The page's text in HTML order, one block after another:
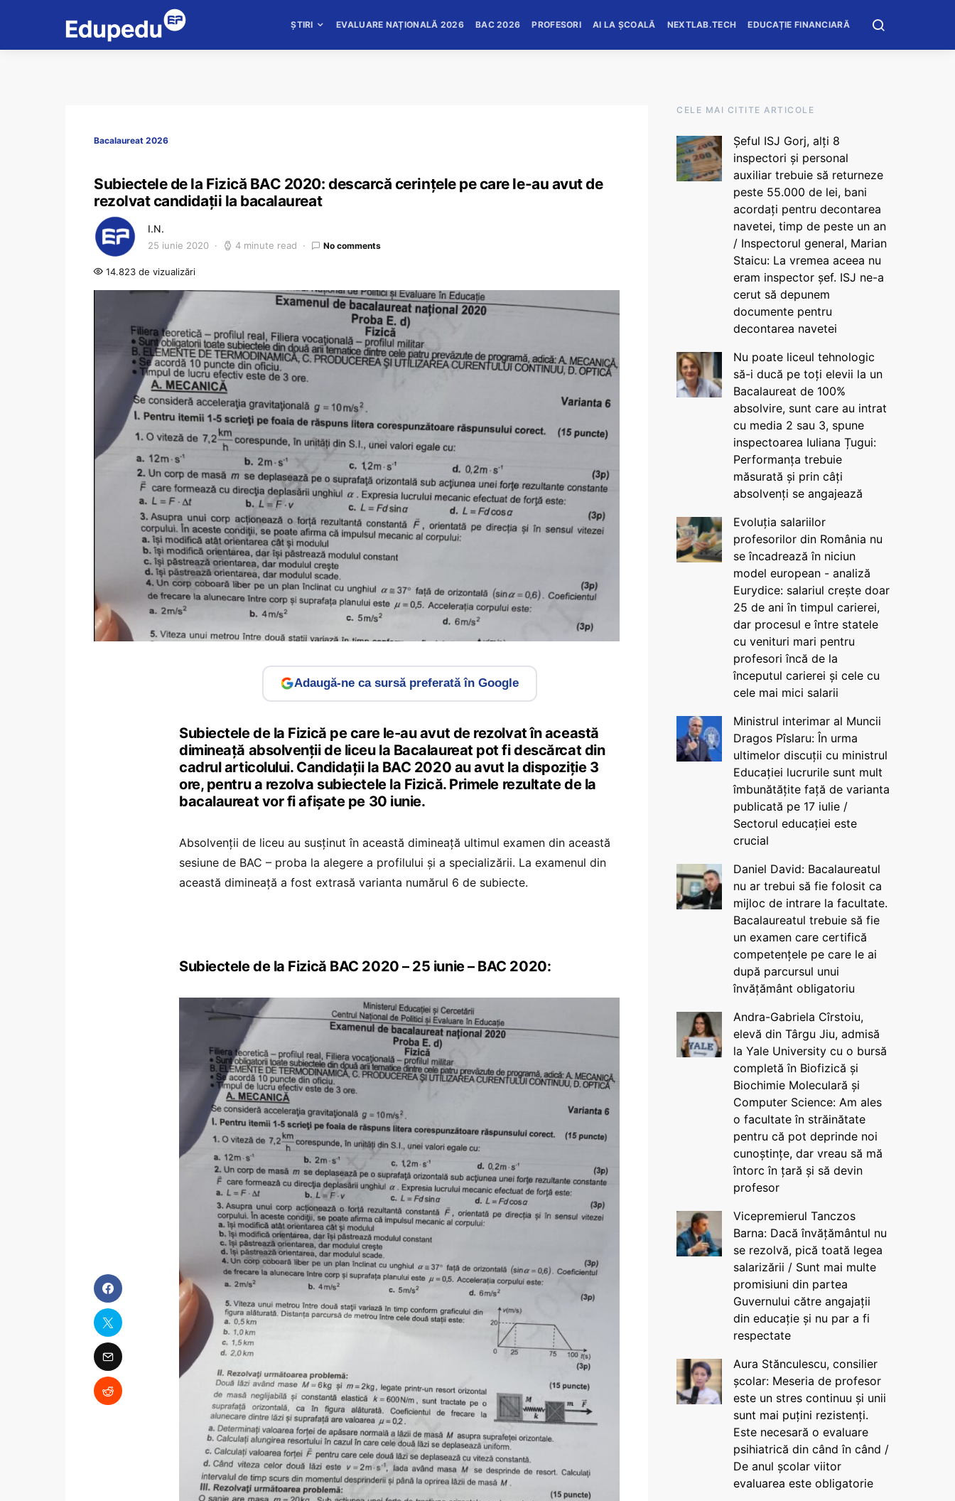
ȘTIRI EVALUARE NAȚIONALĂ 2026 BAC 2026 PROFESORI AI LA ȘCOALĂ NEXTLAB.TECH EDUCAȚIE FINANCIARĂ
Bacalaureat 2026
Subiectele de la Fizică BAC 2020: descarcă cerințele pe care le-au avut de
rezolvat candidații la bacalaureat
I.N.
25 iunie 2020 4 minute read No comments
14.823 de vizualizări
Adaugă-ne ca sursă preferată în Google
Subiectele de la Fizică pe care le-au avut de rezolvat în această
dimineață absolvenții de liceu la Bacalaureat pot fi descărcat din
cadrul articolului. Candidații la BAC 2020 au avut la dispoziție 3
ore, pentru a rezolva subiectele la Fizică. Primele rezultate de la
bacalaureat vor fi afișate pe 30 iunie.
Absolvenții de liceu au susținut în această dimineață ultimul examen din această
sesiune de BAC – proba la alegere a profilului și a specializării. La examenul din
această dimineață a fost extrasă varianta numărul 6 de subiecte.
Subiectele de la Fizică BAC 2020 – 25 iunie – BAC 2020:
CELE MAI CITITE ARTICOLE
Șeful ISJ Gorj, alți 8
inspectori și personal
auxiliar trebuie să returneze
peste 55.000 de lei, bani
acordați pentru decontarea
navetei, timp de peste un an
/ Inspectorul general, Marian
Staicu: La vremea aceea nu
eram inspector șef. ISJ ne-a
cerut să depunem
documente pentru
decontarea navetei
Nu poate liceul tehnologic
să-i ducă pe toți elevii la un
Bacalaureat de 100%
absolvire, sunt care au intrat
cu media 2 sau 3, spune
inspectoarea Iuliana Țugui:
Performanța trebuie
măsurată și prin câți
absolvenți se angajează
Evoluția salariilor
profesorilor din România nu
se încadrează în niciun
model european - analiză
Eurydice: salariul crește doar
25 de ani în timpul carierei,
dar procesul e între statele
cu venituri mari pentru
profesori încă de la
începutul carierei și cele cu
cele mai mici salarii
Ministrul interimar al Muncii
Dragos Pîslaru: În urma
ultimelor discuții cu ministrul
Educației lucrurile sunt mult
îmbunătățite față de varianta
publicată pe 17 iulie /
Sectorul educației este
crucial
Daniel David: Bacalaureatul
nu ar trebui să fie folosit ca
mijloc de intrare la facultate.
Bacalaureatul trebuie să fie
un examen care certifică
competențele pe care le ai
după parcursul unui
învățământ obligatoriu
Andra-Gabriela Cîrstoiu,
elevă din Târgu Jiu, admisă
la Yale University cu o bursă
completă în Biofizică și
Biochimie Moleculară și
Computer Science: Am ales
o facultate în străinătate
pentru că pot deprinde noi
cunoștințe, dar vreau să mă
întorc în țară și să devin
profesor
Vicepremierul Tanczos
Barna: Dacă învățământul nu
se rezolvă, pică toată legea
salarizării / Sunt mai multe
promisiuni din partea
Guvernului către angajații
din educație și nu par a fi
respectate
Aura Stănculescu, consilier
școlar: Meseria de profesor
este un stres continuu și unii
sunt mai puțini rezistenți.
Este necesară o evaluare
psihiatrică din când în când /
De anul școlar viitor
evaluarea este obligatorie